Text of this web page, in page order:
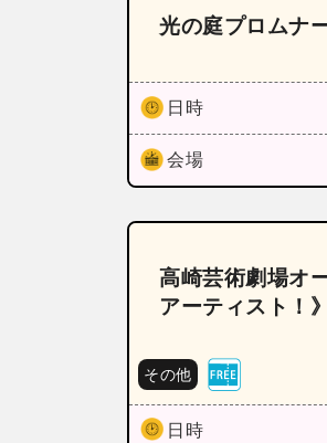
光の庭プロムナ
日時
会場
高崎芸術劇場オ
アーティスト！》
その他
日時